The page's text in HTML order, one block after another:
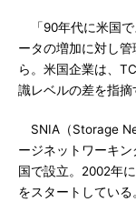
「90年代に米国で
ータの増加に対し
ら。米国企業は、
識レベルの差を指摘
SNIA（Storage
ージネットワーキ
国で設立。2002年
をスタートしている